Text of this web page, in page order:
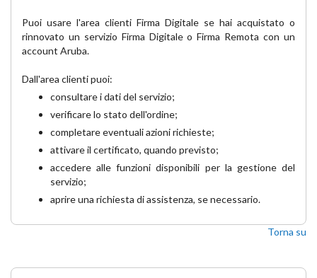
Puoi usare l'area clienti Firma Digitale se hai acquistato o
rinnovato un servizio Firma Digitale o Firma Remota con un
account Aruba.
Dall'area clienti puoi:
consultare i dati del servizio;
verificare lo stato dell'ordine;
completare eventuali azioni richieste;
attivare il certificato, quando previsto;
accedere alle funzioni disponibili per la gestione del
servizio;
aprire una richiesta di assistenza, se necessario.
Torna su